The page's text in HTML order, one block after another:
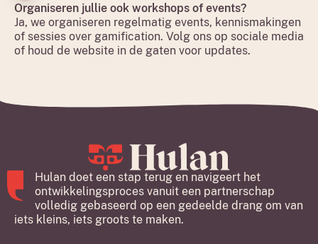
Organiseren jullie ook workshops of events?
Ja, we organiseren regelmatig events, kennismakingen
of sessies over gamification. Volg ons op sociale media
of houd de website in de gaten voor updates.
Hulan doet een stap terug en navigeert het
ontwikkelingsproces vanuit een partnerschap
volledig gebaseerd op een gedeelde drang om van
iets kleins, iets groots te maken.